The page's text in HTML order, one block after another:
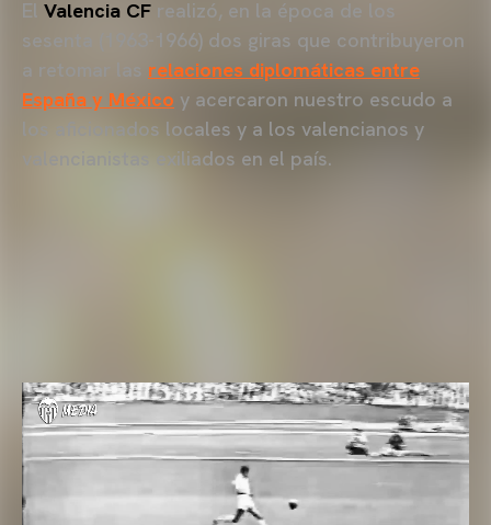
El Valencia CF realizó, en la época de los
sesenta (1963-1966) dos giras que contribuyeron
a retomar las relaciones diplomáticas entre
España y México y acercaron nuestro escudo a
los aficionados locales y a los valencianos y
valencianistas exiliados en el país.